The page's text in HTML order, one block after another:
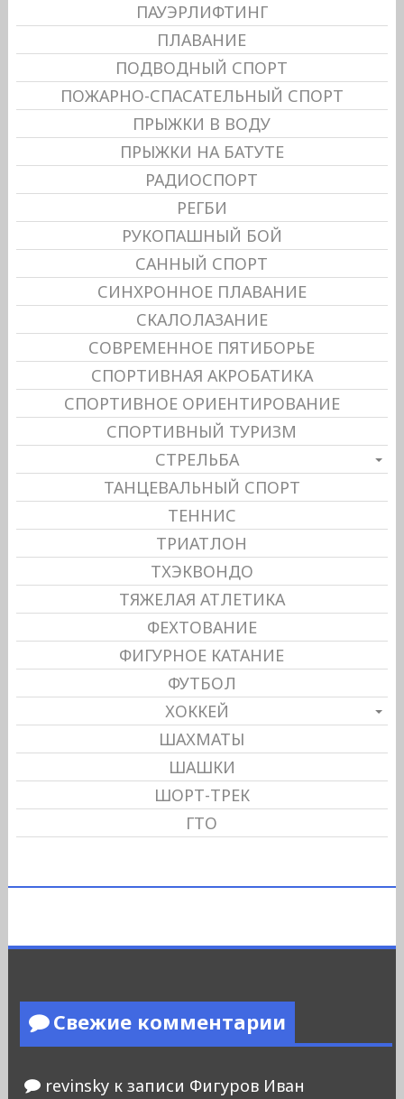
ПАУЭРЛИФТИНГ
ПЛАВАНИЕ
ПОДВОДНЫЙ СПОРТ
ПОЖАРНО-СПАСАТЕЛЬНЫЙ СПОРТ
ПРЫЖКИ В ВОДУ
ПРЫЖКИ НА БАТУТЕ
РАДИОСПОРТ
РЕГБИ
РУКОПАШНЫЙ БОЙ
САННЫЙ СПОРТ
СИНХРОННОЕ ПЛАВАНИЕ
СКАЛОЛАЗАНИЕ
СОВРЕМЕННОЕ ПЯТИБОРЬЕ
СПОРТИВНАЯ АКРОБАТИКА
СПОРТИВНОЕ ОРИЕНТИРОВАНИЕ
СПОРТИВНЫЙ ТУРИЗМ
СТРЕЛЬБА
ТАНЦЕВАЛЬНЫЙ СПОРТ
ТЕННИС
ТРИАТЛОН
ТХЭКВОНДО
ТЯЖЕЛАЯ АТЛЕТИКА
ФЕХТОВАНИЕ
ФИГУРНОЕ КАТАНИЕ
ФУТБОЛ
ХОККЕЙ
ШАХМАТЫ
ШАШКИ
ШОРТ-ТРЕК
ГТО
Свежие комментарии
revinskyк записи Фигуров Иван